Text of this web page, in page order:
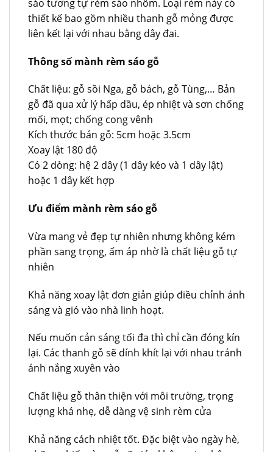
sáo tương tự rèm sáo nhôm. Loại rèm này có
thiết kế bao gồm nhiều thanh gỗ mỏng được
liên kết lại với nhau bằng dây đai.
Thông số mành rèm sáo gỗ
Chất liệu: gỗ sồi Nga, gỗ bách, gỗ Tùng,… Bản
gỗ đã qua xử lý hấp dầu, ép nhiệt và sơn chống
mối, mọt; chống cong vênh
Kích thước bản gỗ: 5cm hoặc 3.5cm
Xoay lật 180 độ
Có 2 dòng: hệ 2 dây (1 dây kéo và 1 dây lật)
hoặc 1 dây kết hợp
Ưu điểm mành rèm sáo gỗ
Vừa mang vẻ đẹp tự nhiên nhưng không kém
phần sang trọng, ấm áp nhờ là chất liệu gỗ tự
nhiên
Khả năng xoay lật đơn giản giúp điều chỉnh ánh
sáng và gió vào nhà linh hoạt.
Nếu muốn cản sáng tối đa thì chỉ cần đóng kín
lại. Các thanh gỗ sẽ dính khít lại với nhau tránh
ánh nắng xuyên vào
Chất liệu gỗ thân thiện với môi trường, trọng
lượng khá nhẹ, dễ dàng vệ sinh rèm cửa
Khả năng cách nhiệt tốt. Đặc biệt vào ngày hè,